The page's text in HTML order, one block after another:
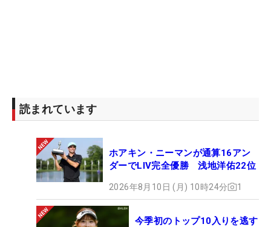
読まれています
ホアキン・ニーマンが通算16アン
ダーでLIV完全優勝 浅地洋佑22位
2026年8月10日 (月) 10時24分 1
今季初のトップ10入りを逃す